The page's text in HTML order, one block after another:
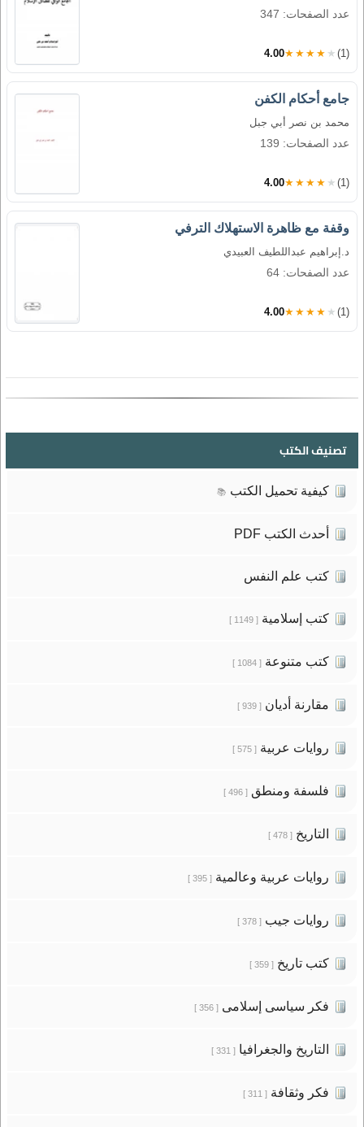
عدد الصفحات: 347
4.00★★★★★ (1)
جامع أحكام الكفن
محمد بن نصر أبي جبل
عدد الصفحات: 139
4.00★★★★★ (1)
وقفة مع ظاهرة الاستهلاك الترفي
د.إبراهيم عبداللطيف العبيدي
عدد الصفحات: 64
4.00★★★★★ (1)
تصنيف الكتب
كيفية تحميل الكتب 📚
أحدث الكتب PDF
كتب علم النفس
كتب إسلامية[ 1149 ]
كتب متنوعة[ 1084 ]
مقارنة أديان[ 939 ]
روايات عربية[ 575 ]
فلسفة ومنطق[ 496 ]
التاريخ[ 478 ]
روايات عربية وعالمية[ 395 ]
روايات جيب[ 378 ]
كتب تاريخ[ 359 ]
فكر سياسى إسلامى[ 356 ]
التاريخ والجغرافيا[ 331 ]
فكر وثقافة[ 311 ]